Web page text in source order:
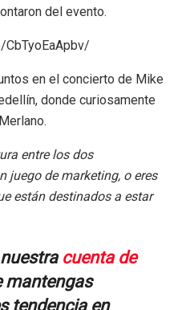
del evento.
en el concierto de Mike
donde curiosamente
entre los dos
juego de marketing, o eres
están destinados a estar
cuenta de
mantengas
tendencia en